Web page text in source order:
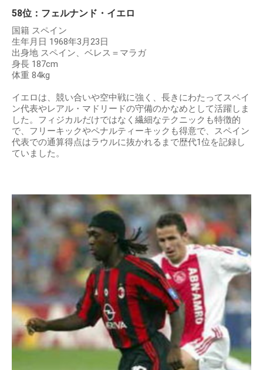
58位：フェルナンド・イエロ
国籍 スペイン
生年月日 1968年3月23日
出身地 スペイン、ベレス＝マラガ
身長 187cm
体重 84kg
イエロは、競い合いや空中戦に強く、長きにわたってスペイ
ン代表やレアル・マドリードの守備のかなめとして活躍しま
した。フィジカルだけではなく繊細なテクニックも特徴的
で、フリーキックやペナルティーキックも得意で、スペイン
代表での通算得点はラウルに抜かれるまで歴代1位を記録し
ていました。